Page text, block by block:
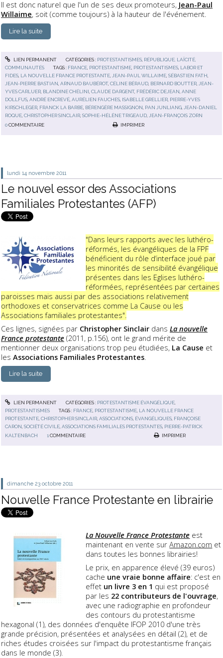
Il est donc naturel que l'un de ses deux promoteurs, Jean-Paul
Willaime, soit (comme toujours) à la hauteur de l'événement.
Lire la suite
LIEN PERMANENT CATÉGORIES : PROTESTANTISMES, RÉPUBLIQUE, LAÏCITÉ,
COMMUNAUTÉS
TAGS : FRANCE, PROTESTANTISME, PROTESTANTISMES, LABOR ET
FIDES, LA NOUVELLE FRANCE PROTESTANTE,JEAN-PAUL WILLAIME,SÉBASTIEN FATH,
JEAN-PIERRE BASTIAN,ARNAUD BAUBÉROT,CÉLINE BÉRAUD, BERNARD BOUTTER,JEAN-
YVES CARLUER, BLANDINE CHÉLINI,CLAUDE DARGENT, FRÉDÉRIC DEJEAN,ANNE
DOLLFUS,ANDRÉ ENCREVÉ,AURÉLIEN FAUCHES, ISABELLE GRELLIER, PIERRE-YVES
KIRSCHLEGER, FRANCK LA BARBE, BÉRENGÈRE MASSIGNON, PAN JUNLIANG,JEAN-DANIEL
ROQUE,CHRISTOPHER SINCLAIR,SOPHIE-HÉLÈNE TRIGEAUD,JEAN-FRANÇOIS ZORN
0COMMENTAIRE IMPRIMER
lundi 14 novembre 2011
Le nouvel essor des Associations
Familiales Protestantes (AFP)
"Dans leurs rapports avec les luthéro-
réformés, les évangéliques de la FPF
bénéficient du rôle d’interface joué par
les minorités de sensibilité évangélique
présentes dans les Eglises luthéro-
réformées, représentées par certaines
paroisses mais aussi par des associations relativement
orthodoxes et conservatrices comme La Cause ou les
Associations familiales protestantes".
Ces lignes, signées par Christopher Sinclair dans La nouvelle
France protestante (2011, p.156), ont le grand mérite de
mentionner deux organisations trop peu étudiées, La Cause et
les Associations Familiales Protestantes
Lire la suite
LIEN PERMANENT CATÉGORIES : PROTESTANTISME ÉVANGÉLIQUE,
PROTESTANTISMES
TAGS : FRANCE PROTESTANTISME LA NOUVELLE FRANCE
PROTESTANTE ,CHRISTOPHER SINCLAIR ,ASSOCIATIONS ÉVANGÉLIQUES FRANÇOISE
CARON ,SOCIÉTÉ CIVILE ,ASSOCIATIONS FAMILIALES PROTESTANTES PIERRE-PATRICK
KALTENBACH
1 COMMENTAIRE IMPRIMER
dimanche 23 octobre 2011
Nouvelle France Protestante en librairie
La Nouvelle France Protestante est
maintenant en vente surAmazon.com et
dans toutes les bonnes librairies!
Le prix, en apparence élevé (39 euros)
cache une vraie bonne affaire: c'est en
effet un livre 3 en 1 qui est proposé
par les 22 contributeurs de l'ouvrage,
avec une radiographie en profondeur
des contours du protestantisme
hexagonal (1), des données d'enquête IFOP 2010 d'une très
grande précision, présentées et analysées en détail (2), et de
riches études croisées sur l'impact du protestantisme français
dans le monde (3).